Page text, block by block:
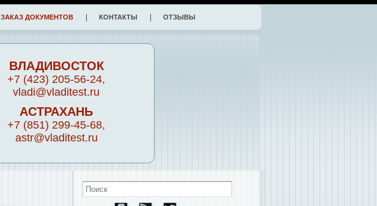
ЗАКАЗ ДОКУМЕНТОВ КОНТАКТЫ ОТЗЫВЫ
ВЛАДИВОСТОК
+7 (423) 205-56-24,
vladi@vladitest.ru
АСТРАХАНЬ
+7 (851) 299-45-68,
astr@vladitest.ru